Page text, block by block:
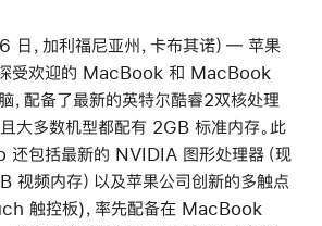
，加利福尼亚州，卡布其诺）― 苹果
受欢迎的 MacBook 和 MacBook
，配备了最新的英特尔酷睿2双核处理
且大多数机型都配有 2GB 标准内存。此
包括最新的 NVIDIA 图形处理器（现
视频内存）以及苹果公司创新的多触点
触控板)，率先配备在 MacBook